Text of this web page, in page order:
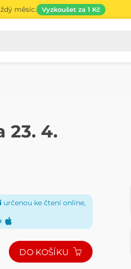
měsíc. Vyzkoušet za 1 Kč
23. 4.
určenou ke čtení online,
DO KOŠÍKU